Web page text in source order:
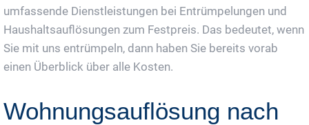
umfassende Dienstleistungen bei Entrümpelungen und
Haushaltsauflösungen zum Festpreis. Das bedeutet, wenn
Sie mit uns entrümpeln, dann haben Sie bereits vorab
einen Überblick über alle Kosten.
Wohnungsauflösung nach